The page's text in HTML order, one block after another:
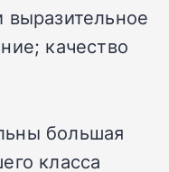
качество
большая
класса